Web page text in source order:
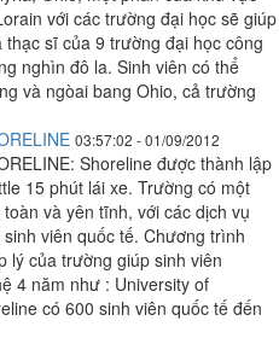
với các trường đại học sẽ giúp
sĩ của 9 trường đại học công
nghìn đô la. Sinh viên có thể
và ngòai bang Ohio, cả trường
03:57:02 - 01/09/2012
Shoreline được thành lập
15 phút lái xe. Trường có một
và yên tĩnh, với các dịch vụ
viên quốc tế. Chương trình
lý của trường giúp sinh viên
4 năm như : University of
có 600 sinh viên quốc tế đến